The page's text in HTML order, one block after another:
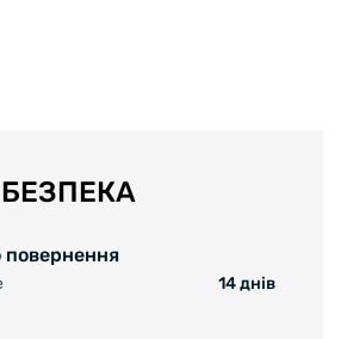
БЕЗПЕКА
повернення
14 днів